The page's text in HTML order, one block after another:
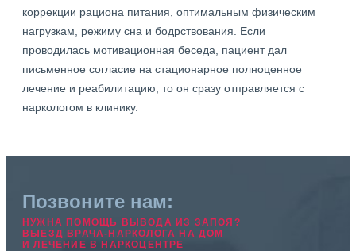
коррекции рациона питания, оптимальным физическим
нагрузкам, режиму сна и бодрствования. Если
проводилась мотивационная беседа, пациент дал
письменное согласие на стационарное полноценное
лечение и реабилитацию, то он сразу отправляется с
наркологом в клинику.
Позвоните нам:
НУЖНА ПОМОЩЬ ВЫВОДА ИЗ ЗАПОЯ?
ВЫЕЗД ВРАЧА-НАРКОЛОГА НА ДОМ
И ЛЕЧЕНИЕ В НАРКОЦЕНТРЕ